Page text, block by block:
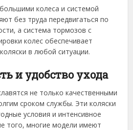
колеса и системой
без труда передвигаться по
а система тормозов с
колес обеспечивает
в любой ситуации.
и удобство ухода
не только качественными
сроком службы. Эти коляски
условия и интенсивное
того, многие модели имеют